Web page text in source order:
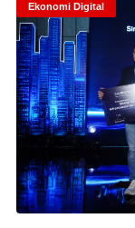
Ekonomi Digital